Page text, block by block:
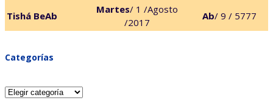
Tishá BeAb
Martes/ 1 /Agosto
/2017
Ab/ 9 / 5777
Categorías
Categorías